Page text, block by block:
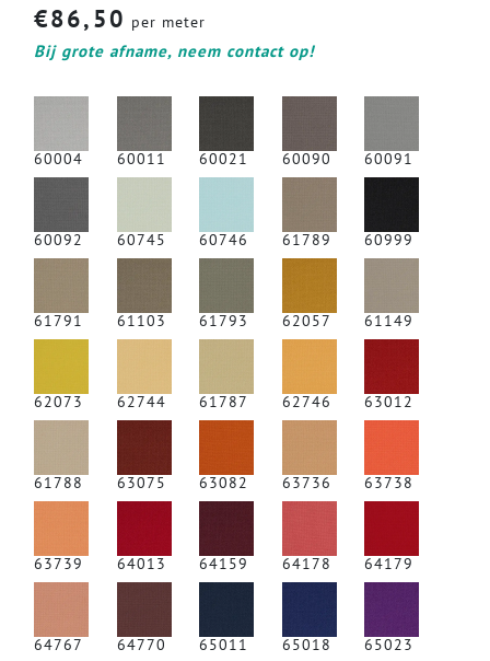
€86,50 per meter
Bij grote afname, neem contact op!
60004 60011 60021 60090 60091
60092 60745 60746 61789 60999
61791 61103 61793 62057 61149
62073 62744 61787 62746 63012
61788 63075 63082 63736 63738
63739 64013 64159 64178 64179
64767 64770 65011 65018 65023